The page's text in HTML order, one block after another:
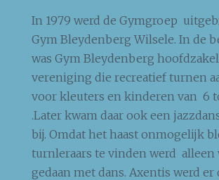
In 1979 werd de Gymgroep
Gym Bleydenberg Wilsele. In de
was Gym Bleydenberg
vereniging die recreatief turnen
voor kleuters en kinderen van 6
.Later kwam daar ook een
bij. Omdat het haast onmogelijk
turnleraars te vinden werd alleen
gedaan met dans. Axentis werd er